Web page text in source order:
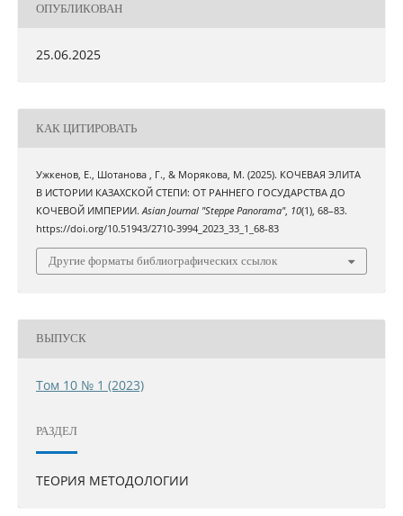
ОПУБЛИКОВАН
25.06.2025
КАК ЦИТИРОВАТЬ
Ужкенов, Е., Шотанова , Г., & Морякова, М. (2025). КОЧЕВАЯ ЭЛИТА
В ИСТОРИИ КАЗАХСКОЙ СТЕПИ: ОТ РАННЕГО ГОСУДАРСТВА ДО
КОЧЕВОЙ ИМПЕРИИ.Asian Journal "Steppe Panorama", 10(1), 68–83.
https://doi.org/10.51943/2710-3994_2023_33_1_68-83
Другие форматы библиографических ссылок
ВЫПУСК
Том 10 № 1 (2023)
РАЗДЕЛ
ТЕОРИЯ МЕТОДОЛОГИИ